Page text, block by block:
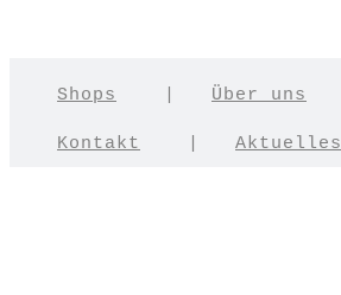
Shops Über uns
Kontakt Aktuelles